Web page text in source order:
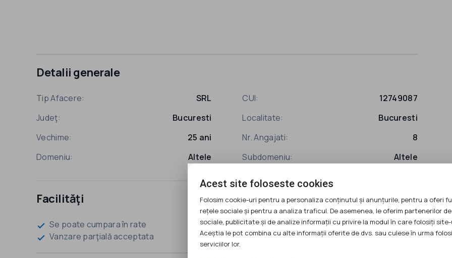
Detalii generale
Tip Afacere: SRL CUI:
12749087
Judeţ:
Bucuresti Localitate:
Bucuresti
Vechime:
25 ani Nr. Angajati:
8
Domeniu:
Altele Subdomeniu: Altele
Facilităţi
check Se poate cumpara în rate check Ofera sprijin cumpărătorului
check Vanzare parţială acceptata
Acest site foloseste cookies
Folosim cookie-uri pentru a personaliza conținutul și anunțurile, pentru a oferi
rețele sociale și pentru a analiza traficul. De asemenea, le oferim partenerilor
sociale, publicitate și de analize informații cu privire la modul în care folosiți site-
Aceștia le pot combina cu alte informații oferite de dvs. sau culese în urma
serviciilor lor.